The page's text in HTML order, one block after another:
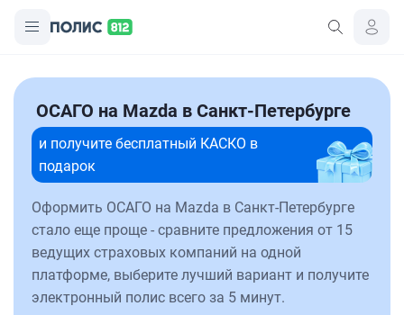
ОСАГО на Mazda в Санкт-Петербурге
и получите бесплатный КАСКО в
подарок
Оформить ОСАГО на Mazda в Санкт-Петербурге
стало еще проще - сравните предложения от 15
ведущих страховых компаний на одной
платформе, выберите лучший вариант и получите
электронный полис всего за 5 минут.